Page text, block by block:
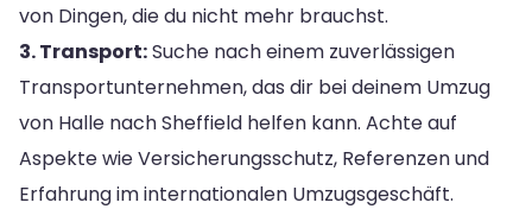
von Dingen, die du nicht mehr brauchst.
3. Transport:Suche nach einem zuverlässigen
Transportunternehmen, das dir bei deinem Umzug
von Halle nach Sheffield helfen kann. Achte auf
Aspekte wie Versicherungsschutz, Referenzen und
Erfahrung im internationalen Umzugsgeschäft.